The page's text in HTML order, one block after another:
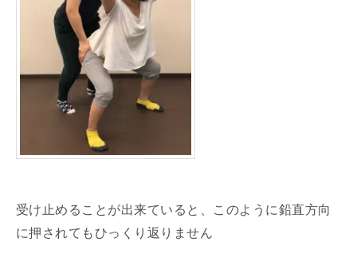
受け止めることが出来ていると、このように鉛直方向
に押されてもひっくり返りません